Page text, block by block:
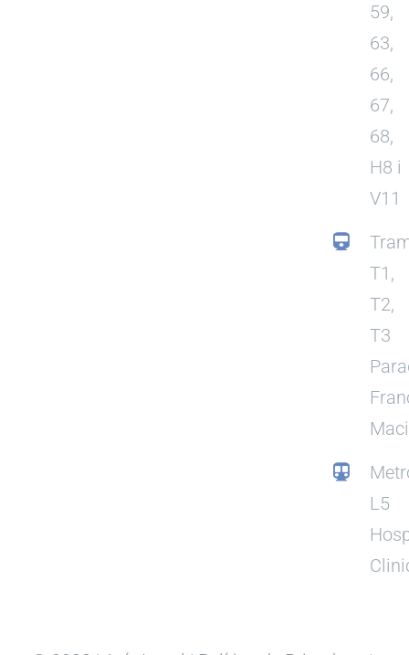
59,
63,
66,
67,
68,
H8 i
V11
T1,
T2,
T3
L5